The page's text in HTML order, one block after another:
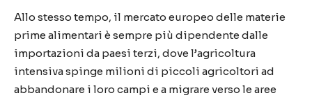
Allo stesso tempo, il mercato europeo delle materie
prime alimentari è sempre più dipendente dalle
importazioni da paesi terzi, dove l’agricoltura
intensiva spinge milioni di piccoli agricoltori ad
abbandonare i loro campi e a migrare verso le aree